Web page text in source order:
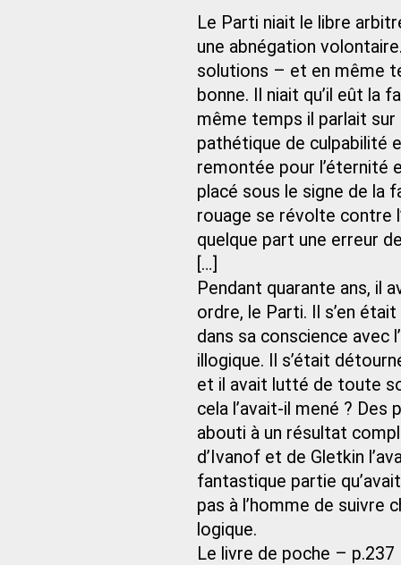
Le Parti niait le libre
une abnégation
solutions – et en même
bonne. Il niait qu’il eût la
même temps il parlait sur
pathétique de culpabilité
remontée pour l’éternité
placé sous le signe de la
rouage se révolte contre
quelque part une erreur
[…]
Pendant quarante ans, il
ordre, le Parti. Il s’en
dans sa conscience avec
illogique. Il s’était
et il avait lutté de toute
cela l’avait-il mené ?
abouti à un résultat
d’Ivanof et de Gletkin
fantastique partie
pas à l’homme de suivre
logique.
Le livre de poche – p.237